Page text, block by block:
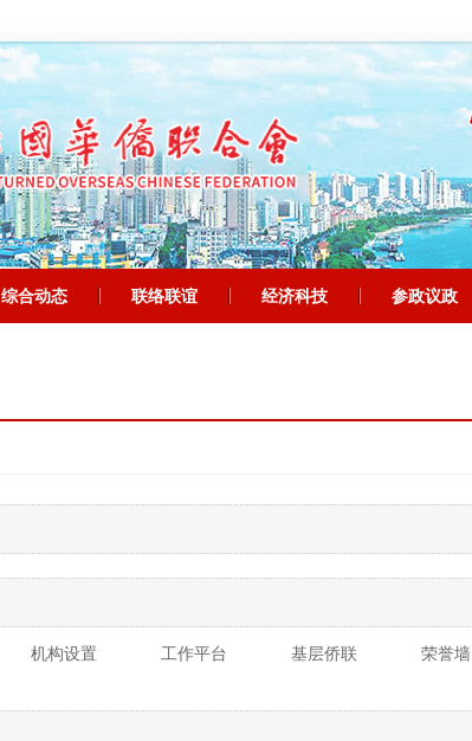
综合动态 | 联络联谊 | 经济科技 | 参政议政
机构设置 工作平台 基层侨联 荣誉墙